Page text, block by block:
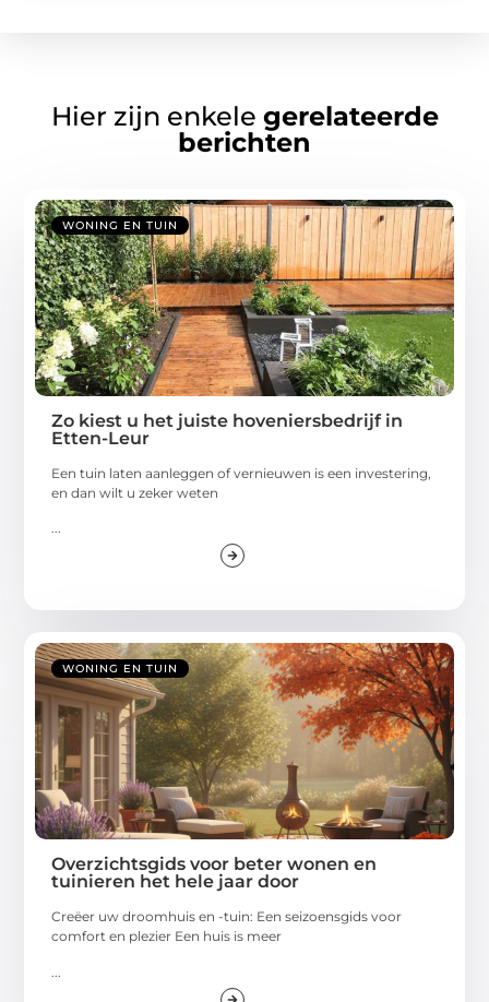
Hier zijn enkele gerelateerde
berichten
WONING EN TUIN
Zo kiest u het juiste hoveniersbedrijf in
Etten-Leur
Een tuin laten aanleggen of vernieuwen is een investering,
en dan wilt u zeker weten
...
WONING EN TUIN
Overzichtsgids voor beter wonen en
tuinieren het hele jaar door
Creëer uw droomhuis en -tuin: Een seizoensgids voor
comfort en plezier Een huis is meer